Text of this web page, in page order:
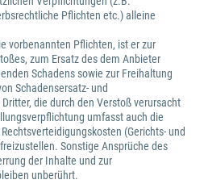
Pflichten etc.) alleine
vorbenannten Pflichten, ist er zur
zum Ersatz des dem Anbieter
Schadens sowie zur Freihaltung
Schadensersatz- und
die durch den Verstoß verursacht
umfasst auch die
(Gerichts- und
Sonstige Ansprüche des
der Inhalte und zur
unberührt.